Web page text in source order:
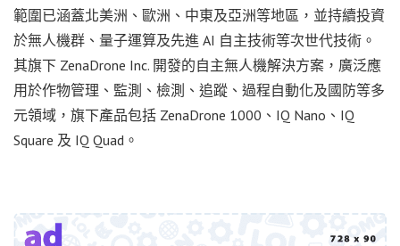
範圍已涵蓋北美洲、歐洲、中東及亞洲等地區，並持續投資
於無人機群、量子運算及先進 AI 自主技術等次世代技術。
其旗下 ZenaDrone Inc. 開發的自主無人機解決方案，廣泛應
用於作物管理、監測、檢測、追蹤、過程自動化及國防等多
元領域，旗下產品包括 ZenaDrone 1000、IQ Nano、IQ
Square 及 IQ Quad。